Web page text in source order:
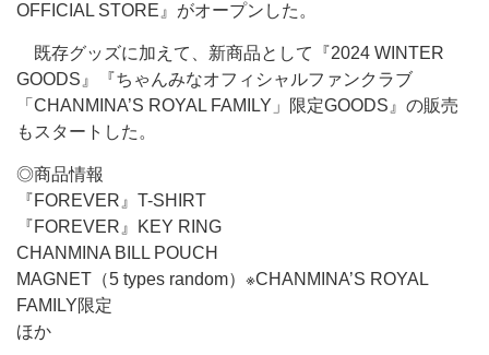
OFFICIAL STORE』がオープンした。
既存グッズに加えて、新商品として『2024 WINTER
GOODS』『ちゃんみなオフィシャルファンクラブ
「CHANMINA’S ROYAL FAMILY」限定GOODS』の販売
もスタートした。
◎商品情報
『FOREVER』T-SHIRT
『FOREVER』KEY RING
CHANMINA BILL POUCH
MAGNET（5 types random）※CHANMINA’S ROYAL
FAMILY限定
ほか